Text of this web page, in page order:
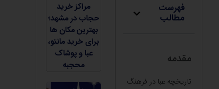
فهرست
مطالب
مقدمه
تاریخچه عبا در فرهنگ
مراکز خرید
حجاب در مشهد؛
بهترین مکان ها
برای خرید مانتو،
عبا و پوشاک
محجبه